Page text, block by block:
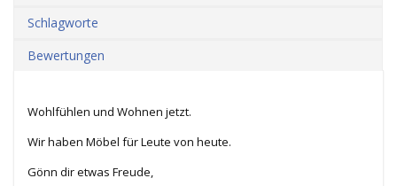
Schlagworte
Bewertungen
Wohlfühlen und Wohnen jetzt.
Wir haben Möbel für Leute von heute.
Gönn dir etwas Freude,